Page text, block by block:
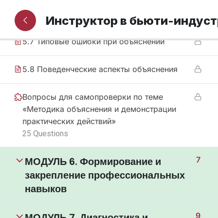
5.6 Методы контроля понимания
5.7 Типовые ошибки при объяснении
5.8 Поведенческие аспекты объяснения
Вопросы для самопроверки по теме
«Методика объяснения и демонстрации
практических действий»
25 Questions
МОДУЛЬ 6. Формирование и
закрепление профессиональных
навыков
7
9
Инструктор в бьюти-